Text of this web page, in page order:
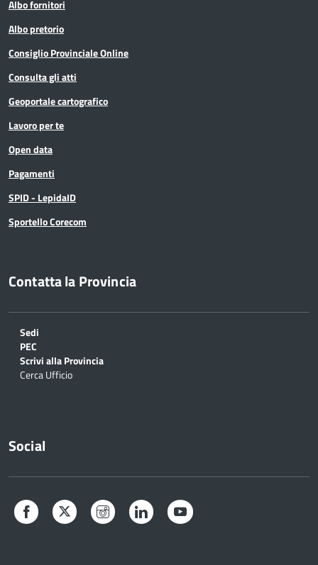
Albo fornitori
Albo pretorio
Consiglio Provinciale Online
Consulta gli atti
Geoportale cartografico
Lavoro per te
Open data
Pagamenti
SPID - LepidaID
Sportello Corecom
Contatta la Provincia
Sedi
PEC
Scrivi alla Provincia
Cerca Ufficio
Social
Facebook Twitter Instagram LinkedIn